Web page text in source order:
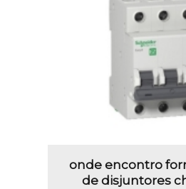
onde encontro
de disjuntores